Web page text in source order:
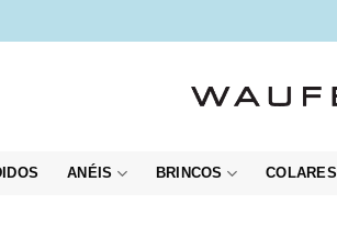
ANÉIS BRINCOS COLARES